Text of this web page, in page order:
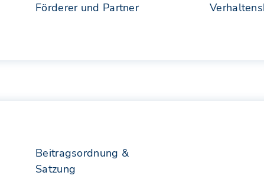
Förderer und Partner
Beitragsordnung &
Satzung